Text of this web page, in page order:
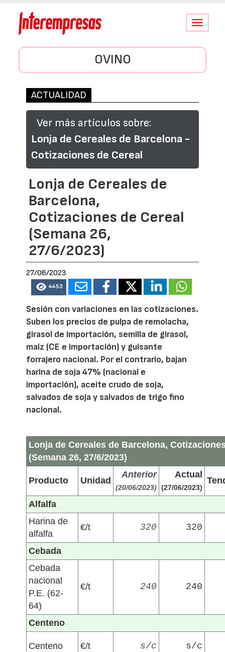
Conmutar
OVINO
ACTUALIDAD
Ver más artículos sobre:
Lonja de Cereales de Barcelona -
Cotizaciones de Cereal
Lonja de Cereales de
Barcelona,
Cotizaciones de Cereal
(Semana 26,
27/6/2023)
27/06/2023
4453
Sesión con variaciones en las cotizaciones.
Suben los precios de pulpa de remolacha,
girasol de importación, semilla de girasol,
maíz (CE e importación) y guisante
forrajero nacional. Por el contrario, bajan
harina de soja 47% (nacional e
importación), aceite crudo de soja,
salvados de soja y salvados de trigo fino
nacional.
Lonja de Cereales de Barcelona,
(Semana 26, 27/6/2023)
Producto Unidad
Anterior
(20/06/2023)
Actual
(27/06/2023)
Alfalfa
Harina de
alfalfa
€/t 320 320
Cebada
Cebada
nacional
P.E. (62-
64)
€/t 240 240
Centeno
Centeno €/t s/c s/c